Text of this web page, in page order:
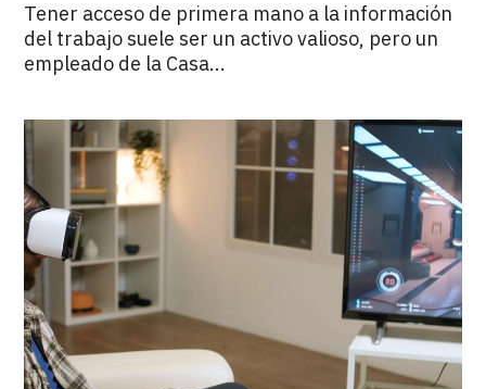
Tener acceso de primera mano a la información
del trabajo suele ser un activo valioso, pero un
empleado de la Casa...